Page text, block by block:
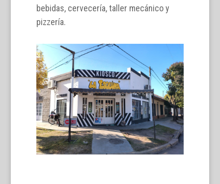
bebidas, cervecería, taller mecánico y
pizzería.